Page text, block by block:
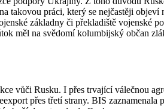
takovou práci, který se nejčastěji
základny či překladiště vojenské
měl na svědomí kolumbijský občan
vůči Rusku. I přes trvající válečnou
přes třetí strany. BIS